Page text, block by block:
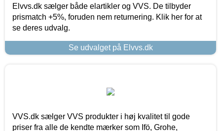
Elvvs.dk sælger både elartikler og VVS. De tilbyder
prismatch +5%, foruden nem returnering. Klik her for at
se deres udvalg.
Se udvalget på Elvvs.dk
VVS.dk sælger VVS produkter i høj kvalitet til gode
priser fra alle de kendte mærker som Ifö, Grohe,